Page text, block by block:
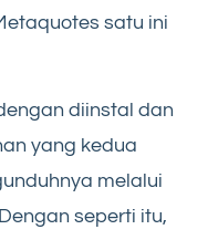
satu ini
diinstal dan
yang kedua
melalui
seperti itu,